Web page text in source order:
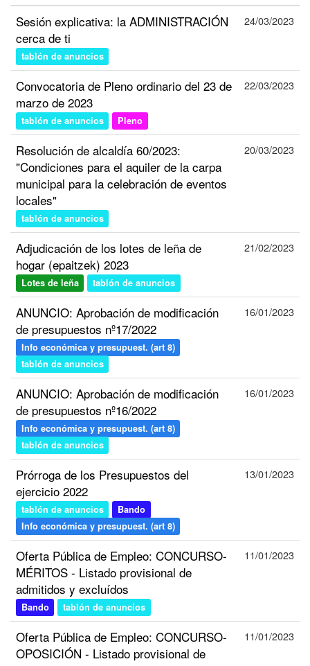
Sesión explicativa: la ADMINISTRACIÓN
cerca de ti
tablón de anuncios
24/03/2023
Convocatoria de Pleno ordinario del 23 de
marzo de 2023
tablón de anuncios Pleno
22/03/2023
Resolución de alcaldía 60/2023:
"Condiciones para el aquiler de la carpa
municipal para la celebración de eventos
locales"
tablón de anuncios
20/03/2023
Adjudicación de los lotes de leña de
hogar (epaitzek) 2023
Lotes de leña tablón de anuncios
21/02/2023
ANUNCIO: Aprobación de modificación
de presupuestos nº17/2022
Info económica y presupuest. (art 8)
tablón de anuncios
16/01/2023
ANUNCIO: Aprobación de modificación
de presupuestos nº16/2022
Info económica y presupuest. (art 8)
tablón de anuncios
16/01/2023
Prórroga de los Presupuestos del
ejercicio 2022
tablón de anuncios
Bando
Info económica y presupuest. (art 8)
13/01/2023
Oferta Pública de Empleo: CONCURSO-
MÉRITOS - Listado provisional de
admitidos y excluídos
Bando tablón de anuncios
11/01/2023
Oferta Pública de Empleo: CONCURSO-
OPOSICIÓN - Listado provisional de
11/01/2023